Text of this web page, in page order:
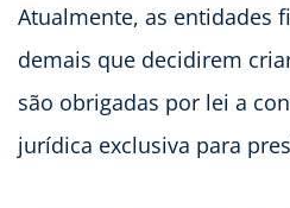
Atualmente, as entidades
demais que decidirem
são obrigadas por lei a
jurídica exclusiva para